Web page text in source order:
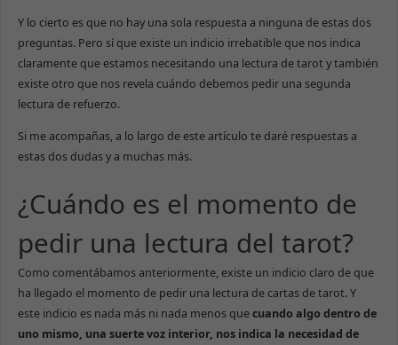
Y lo cierto es que no hay una sola respuesta a ninguna de estas dos
preguntas. Pero sí que existe un indicio irrebatible que nos indica
claramente que estamos necesitando una lectura de tarot y también
existe otro que nos revela cuándo debemos pedir una segunda
lectura de refuerzo.
Si me acompañas, a lo largo de este artículo te daré respuestas a
estas dos dudas y a muchas más.
¿Cuándo es el momento de
pedir una lectura del tarot?
Como comentábamos anteriormente, existe un indicio claro de que
ha llegado el momento de pedir una lectura de cartas de tarot. Y
este indicio es nada más ni nada menos quecuando algo dentro de
uno mismo, una suerte voz interior, nos indica la necesidad de